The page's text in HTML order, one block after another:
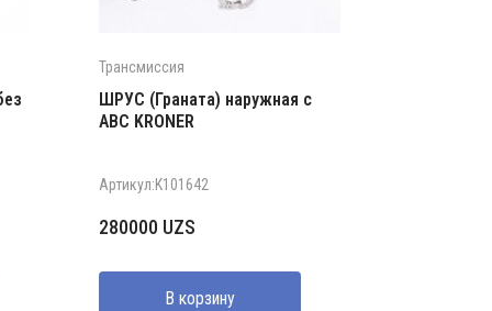
Трансмиссия
ШРУС (Граната) наружная с
АВС KRONER
Артикул:K101642
280000 UZS
В корзину